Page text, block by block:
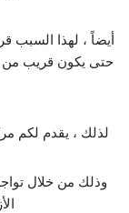
أيضاً ، لهذا السبب
حتى يكون قريب من
لذلك ، يقدم لكم
وذلك من خلال